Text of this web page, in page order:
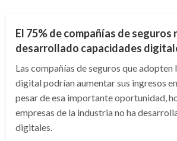
El 75% de compañías de seguros
desarrollado capacidades
Las compañías de seguros que
digital podrían aumentar sus ingresos
pesar de esa importante oportunidad,
empresas de la industria no ha
digitales.